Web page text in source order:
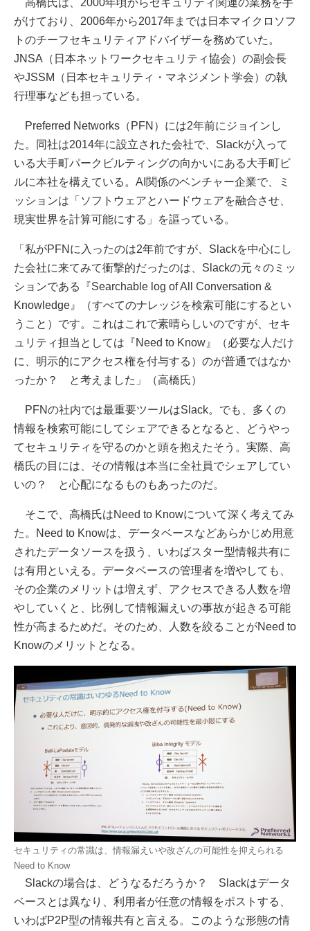
高橋氏は、2000年頃からセキュリティ関連の業務を手
がけており、2006年から2017年までは日本マイクロソフ
トのチーフセキュリティアドバイザーを務めていた。
JNSA（日本ネットワークセキュリティ協会）の副会長
やJSSM（日本セキュリティ・マネジメント学会）の執
行理事なども担っている。
Preferred Networks（PFN）には2年前にジョインし
た。同社は2014年に設立された会社で、Slackが入って
いる大手町パークビルティングの向かいにある大手町ビ
ルに本社を構えている。AI関係のベンチャー企業で、ミ
ッションは「ソフトウェアとハードウェアを融合させ、
現実世界を計算可能にする」を謳っている。
「私がPFNに入ったのは2年前ですが、Slackを中心にし
た会社に来てみて衝撃的だったのは、Slackの元々のミッ
ションである『Searchable log of All Conversation &
Knowledge』（すべてのナレッジを検索可能にするとい
うこと）です。これはこれで素晴らしいのですが、セキ
ュリティ担当としては『Need to Know』（必要な人だけ
に、明示的にアクセス権を付与する）のが普通ではなか
ったか？ と考えました」（高橋氏）
PFNの社内では最重要ツールはSlack。でも、多くの
情報を検索可能にしてシェアできるとなると、どうやっ
てセキュリティを守るのかと頭を抱えたそう。実際、高
橋氏の目には、その情報は本当に全社員でシェアしてい
いの？ と心配になるものもあったのだ。
そこで、高橋氏はNeed to Knowについて深く考えてみ
た。Need to Knowは、データベースなどあらかじめ用意
されたデータソースを扱う、いわばスター型情報共有に
は有用といえる。データベースの管理者を増やしても、
その企業のメリットは増えず、アクセスできる人数を増
やしていくと、比例して情報漏えいの事故が起きる可能
性が高まるためだ。そのため、人数を絞ることがNeed to
Knowのメリットとなる。
セキュリティの常識は、情報漏えいや改ざんの可能性を抑えられる
Need to Know
Slackの場合は、どうなるだろうか？ Slackはデータ
ベースとは異なり、利用者が任意の情報をポストする、
いわばP2P型の情報共有と言える。このような形態の情